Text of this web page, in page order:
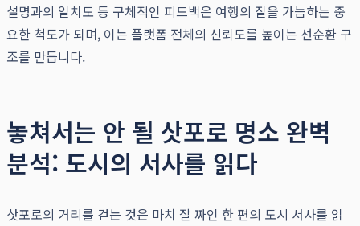
설명과의 일치도 등 구체적인 피드백은 여행의 질을 가늠하는 중
요한 척도가 되며, 이는 플랫폼 전체의 신뢰도를 높이는 선순환 구
조를 만듭니다.
놓쳐서는 안 될 삿포로 명소 완벽
분석: 도시의 서사를 읽다
삿포로의 거리를 걷는 것은 마치 잘 짜인 한 편의 도시 서사를 읽